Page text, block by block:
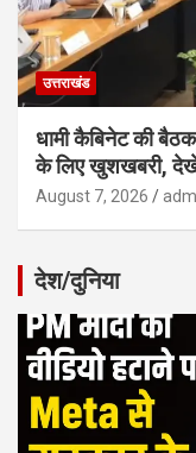
उत्तराखंड
धामी कैबिनेट की
के लिए खुशखबरी, देखें
August 7, 2026
देश/दुनिया